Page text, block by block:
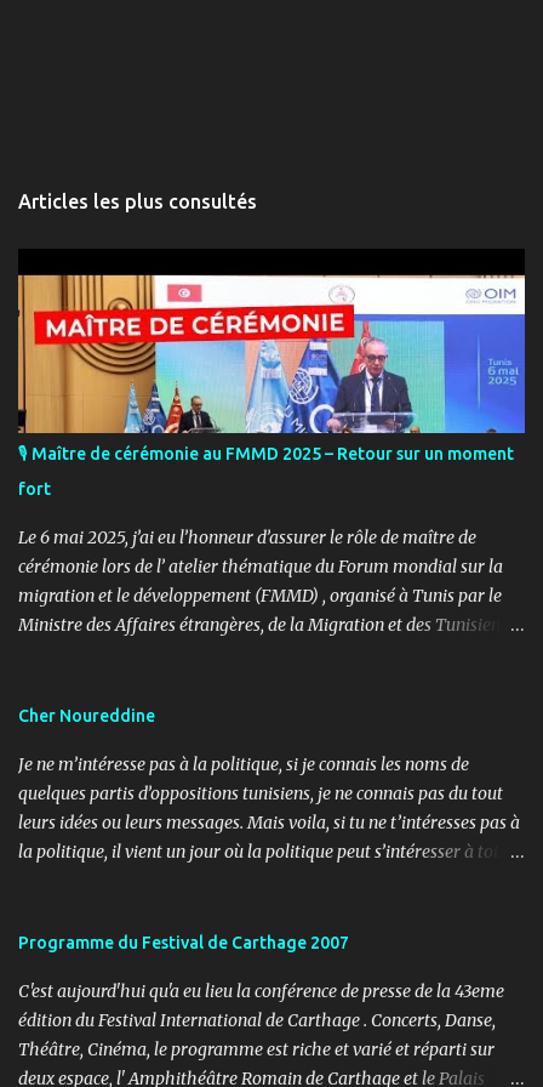
Articles les plus consultés
🎙️ Maître de cérémonie au FMMD 2025 – Retour sur un moment
fort
Le 6 mai 2025, j’ai eu l’honneur d’assurer le rôle de maître de
cérémonie lors de l’ atelier thématique du Forum mondial sur la
migration et le développement (FMMD) , organisé à Tunis par le
Ministre des Affaires étrangères, de la Migration et des Tunisiens à
niveau a rassemblé des diplomates, des experts de la diaspora, des
civile autour d’un objectif commun : renforcer le rôle stratégique
de la diaspora dans le développement durable, l’investissement et
la coopération internationale. 🎤 Mon rôle : donner le rythme,
porter la voix du dialogue En tant que maître de cérémonie, mon
moments d’ouverture, d’échanges et de clôture. Ce fut une expéri...
Cher Noureddine
Je ne m’intéresse pas à la politique, si je connais les noms de
quelques partis d’oppositions tunisiens, je ne connais pas du tout
leurs idées ou leurs messages. Mais voila, si tu ne t’intéresses pas à
la politique, il vient un jour où la politique peut s’intéresser à toi…
Ouatane ». Après informations, il s’agit de l’organe officiel d’un
non pas de l’article, mais du sujet (3 pages), c’est les adorateurs de
Satan en Tunisie. Noureddine Mbarki a réalisé une enquête sur le
terrain pour essayer de comprendre l’imaginaire de ces jeunes,
Programme du Festival de Carthage 2007
C'est aujourd'hui qu'a eu lieu la conférence de presse de la 43eme
édition du Festival International de Carthage . Concerts, Danse,
Théâtre, Cinéma, le programme est riche et varié et réparti sur
deux espace, l' Amphithéâtre Romain de Carthage et le Palais